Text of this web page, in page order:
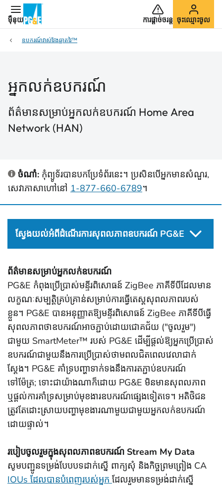
ម៉ឺនុយ ការផ្ដាច់ចរន្ត ចុះឈ្មោះចូល
ឧបករណ៍វាស់វែងឆ្លាតវៃ™
អ្នកលក់ឧបករណ៍
ព័ត៌មានសម្រាប់អ្នកលក់ឧបករណ៍ Home Area
Network (HAN)
ចំណាំ: កុំព្យូទ័របានបកប្រែទំព័រនេះ។ ប្រសិនបើអ្នកមានសំណួរ,
សេវាភាសាហៅនៅ 1-877-660-6789។
ស្វែងយល់អំពីដំណើរការសុពលភាពឧបករណ៍ PG&E
ព័ត៌មានសម្រាប់អ្នកលក់ឧបករណ៍
PG&E កំពុងប្រើប្រាស់មន្ទីរពិសោធន៍ ZigBee ភាគីទីបីដែលមាន
លក្ខណៈសម្បត្តិគ្រប់គ្រាន់សម្រាប់ការធ្វើតេស្តសុពលភាពរបស់
ខ្លួន។ PG&E បានអនុញ្ញាតឱ្យមន្ទីរពិសោធន៍ ZigBee ភាគីទីបីធ្វើ
សុពលភាពថាឧបករណ៍អាចភ្ជាប់ដោយជោគជ័យ ("ចូលរួម")
ជាមួយ SmartMeter™ របស់ PG&E ដើម្បីផ្តល់ឱ្យអ្នកប្រើប្រាស់
ឧបករណ៍ជាមួយនឹងការប្រើប្រាស់ថាមពលជិតពេលវេលាជាក់
ស្តែង។ PG&E គាំទ្របញ្ហាទាក់ទងនឹងការតភ្ជាប់ឧបករណ៍
ទៅម៉ែត្រ; ទោះជាយ៉ាងណាក៏ដោយ PG&E មិនមានសុពលភាព
ឬផ្តល់ការគាំទ្រសម្រាប់មុខងារឧបករណ៍ផ្សេងទៀតទេ។ អតិថិជន
ត្រូវតែដោះស្រាយបញ្ហាមុខងារណាមួយជាមួយអ្នកលក់ឧបករណ៍
ដោយផ្ទាល់។
របៀបចូលរួមក្នុងសុពលភាពឧបករណ៍ Stream My Data
សូមបញ្ជូនទម្រង់បែបបទដាក់ស្នើ ពាក្យសុំ និងកិច្ចព្រមព្រៀង CA
IOUs ដែលបានបំពេញរបស់អ្នក ដែលរួមមានទម្រង់ដាក់ស្នើ